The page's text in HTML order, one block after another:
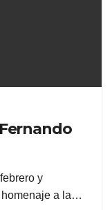
y
homenaje a la…